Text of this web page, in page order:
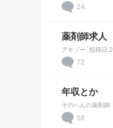
24
薬剤師求人
アキゾー 投稿日
72
年収とか
そのへんの薬剤師
58